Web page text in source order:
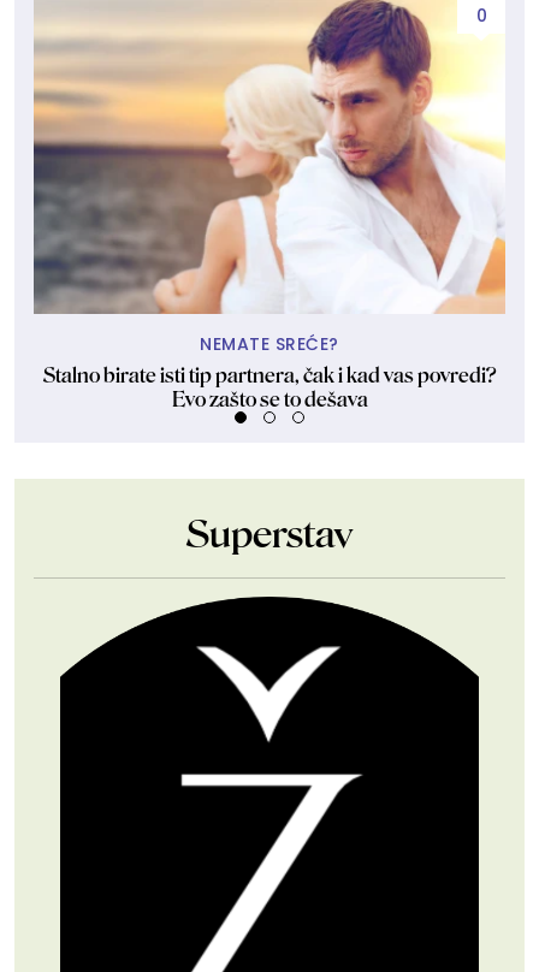
0
NEMATE SREĆE?
Stalno birate isti tip partnera, čak i kad vas povredi?
Evo zašto se to dešava
Superstav